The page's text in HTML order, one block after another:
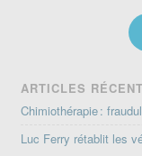
ARTICLES
Chimiothérapie :
Luc Ferry rétablit les